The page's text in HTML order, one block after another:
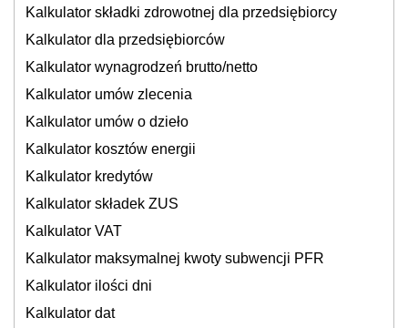
Kalkulator składki zdrowotnej dla przedsiębiorcy
Kalkulator dla przedsiębiorców
Kalkulator wynagrodzeń brutto/netto
Kalkulator umów zlecenia
Kalkulator umów o dzieło
Kalkulator kosztów energii
Kalkulator kredytów
Kalkulator składek ZUS
Kalkulator VAT
Kalkulator maksymalnej kwoty subwencji PFR
Kalkulator ilości dni
Kalkulator dat